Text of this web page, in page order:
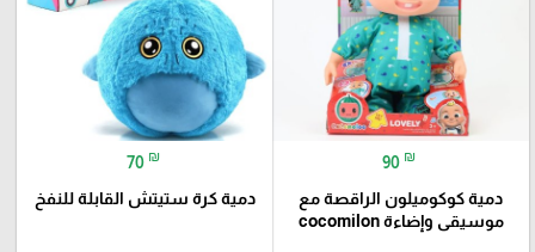
90 ₪
دمية كوكوميلون الراقصة مع
موسيقى وإضاءة cocomilon
70 ₪
دمية كرة ستيتش القابلة للنفخ